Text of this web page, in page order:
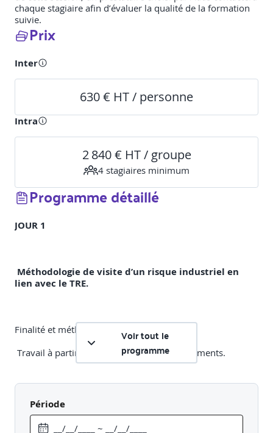
chaque stagiaire afin d’évaluer la qualité de la formation
suivie.
Prix
Inter
630 € HT / personne
Intra
2 840 € HT / groupe
4 stagiaires minimum
Programme détaillé
JOUR 1
Méthodologie de visite d’un risque industriel en
lien avec le TRE.
Finalité et méthodologie.
Travail à partir d’un plan de masse des bâtiments.
Visite virtuelle d’un risque industriel (diaporama) :
travail à partir d’un plan de masse des bâtiments
Voir tout le
programme
Période